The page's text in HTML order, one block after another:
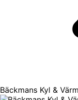
Bäckmans Kyl &